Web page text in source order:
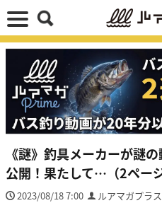
《謎》釣具メーカーが謎
公開！果たして…（2ページ
2023/08/18 7:00 ルアマガプラ